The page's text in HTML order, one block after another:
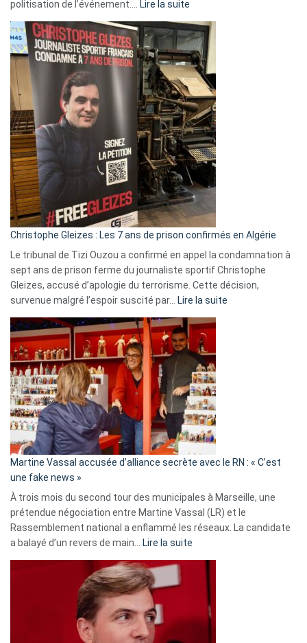
politisation de l’événement.… Lire la suite
Eurovision
2026
:
Pays-
Bas,
Espagne,
Irlande
et
Slovénie
rejettent
la
présence
d’Israël
Christophe Gleizes : Les 7 ans de prison confirmés en Algérie
Le tribunal de Tizi Ouzou a confirmé en appel la condamnation à
sept ans de prison ferme du journaliste sportif Christophe
Gleizes, accusé d’apologie du terrorisme. Cette décision,
survenue malgré l’espoir suscité par… Lire la suite
Algérie
Martine Vassal accusée d’alliance secrète avec le RN : « C’est
une fake news »
À trois mois du second tour des municipales à Marseille, une
prétendue négociation entre Martine Vassal (LR) et le
Rassemblement national a enflammé les réseaux. La candidate
a balayé d’un revers de main… Lire la suite
d’alliance
secrète